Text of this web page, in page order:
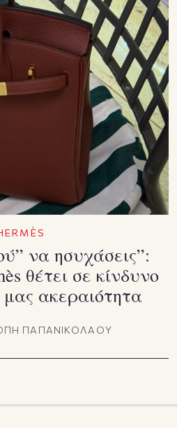
να ησυχάσεις”:
θέτει σε κίνδυνο
ακεραιότητα
ΠΑΠΑΝΙΚΟΛΑΟΥ